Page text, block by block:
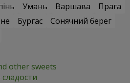
Умань Варшава
Прага
Бургас
Сонячний берег
other sweets